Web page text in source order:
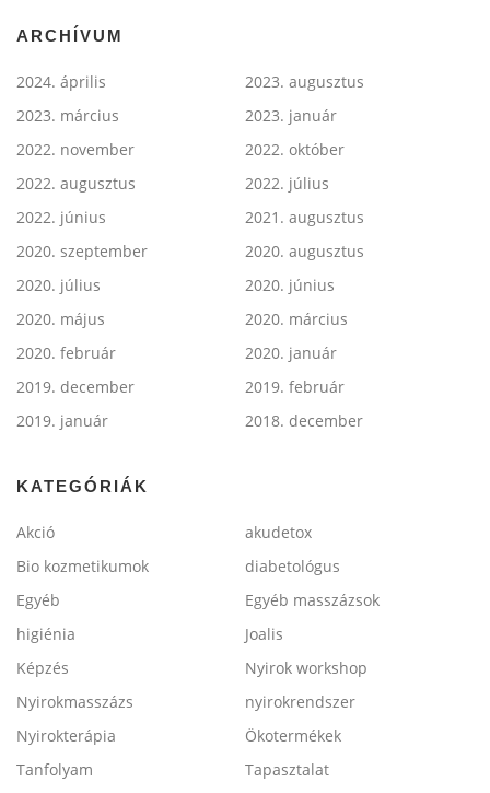
ARCHÍVUM
2024. április
2023. augusztus
2023. március
2023. január
2022. november
2022. október
2022. augusztus
2022. július
2022. június
2021. augusztus
2020. szeptember
2020. augusztus
2020. július
2020. június
2020. május
2020. március
2020. február
2020. január
2019. december
2019. február
2019. január
2018. december
KATEGÓRIÁK
Akció
akudetox
Bio kozmetikumok
diabetológus
Egyéb
Egyéb masszázsok
higiénia
Joalis
Képzés
Nyirok workshop
Nyirokmasszázs
nyirokrendszer
Nyirokterápia
Ökotermékek
Tanfolyam
Tapasztalat